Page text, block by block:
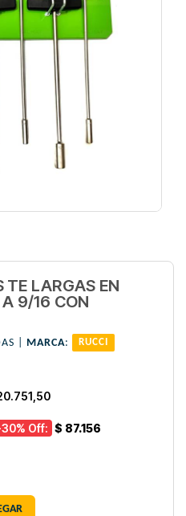
TE LARGAS EN
9/16 CON
| MARCA: RUCCI
% Off: $ 87.156